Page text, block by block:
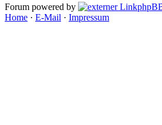
Forum powered by
Home · E-Mail · Impressum